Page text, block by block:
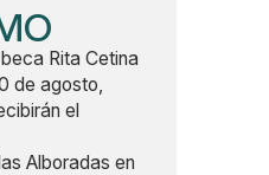
Rita Cetina
de agosto,
el
Alboradas en